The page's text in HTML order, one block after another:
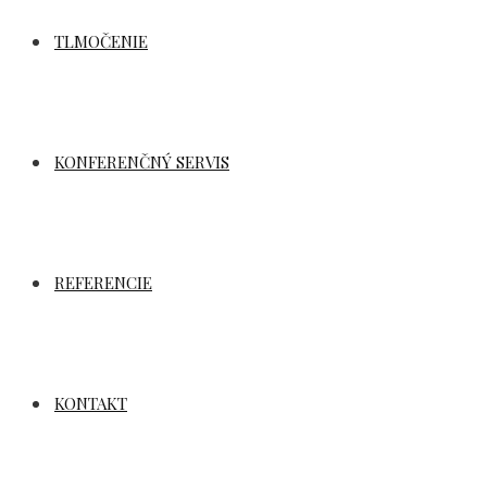
TLMOČENIE
KONFERENČNÝ SERVIS
REFERENCIE
KONTAKT